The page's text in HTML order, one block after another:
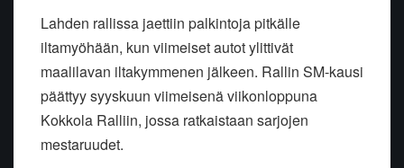
Lahden rallissa jaettiin palkintoja pitkälle
iltamyöhään, kun viimeiset autot ylittivät
maalilavan iltakymmenen jälkeen. Rallin SM-kausi
päättyy syyskuun viimeisenä viikonloppuna
Kokkola Ralliin, jossa ratkaistaan sarjojen
mestaruudet.